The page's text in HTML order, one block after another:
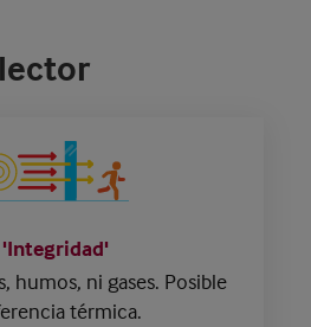
'Integridad'
humos, ni gases. Posible
térmica.